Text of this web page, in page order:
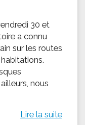
30 et
a connu
sur les routes
nous
Lire la suite